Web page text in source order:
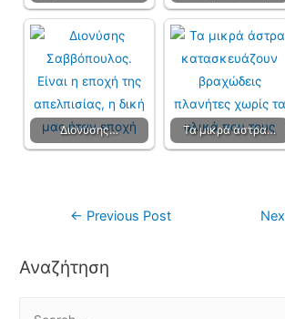
Διονύσης… Τα μικρά άστρα…
← Previous Post
Αναζήτηση